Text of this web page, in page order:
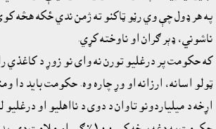
په هر ډول چې وي رڼو ټاکنو ته ژمن ندي ځکه هڅه
ناشوني، ډېر ګران او ناوخته کړي.
که حکومت پر درغليو تورن نه واى نو زوړ د کاغذي
ټولو اسانه، ارزانه او وړ چاره وه. حکومت بايد دا
اړخه د ميلياردونو تاوان د دوى د نااهليو او درغليو